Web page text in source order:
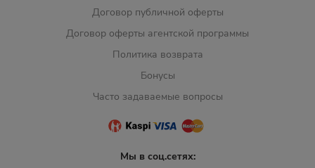
Договор публичной оферты
Договор оферты агентской программы
Политика возврата
Бонусы
Часто задаваемые вопросы
Мы в соц.сетях: